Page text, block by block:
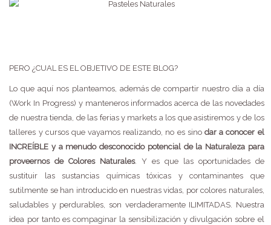
PERO ¿CUAL ES EL OBJETIVO DE ESTE BLOG?
Lo que aquí nos planteamos, además de compartir nuestro día a día
(Work In Progress) y manteneros informados acerca de las novedades
de nuestra tienda, de las ferias y markets a los que asistiremos y de los
talleres y cursos que vayamos realizando, no es sinodar a conocer el
INCREÍBLE y a menudo desconocido potencial de la Naturaleza para
proveernos de Colores Naturales. Y es que las oportunidades de
sustituir las sustancias químicas tóxicas y contaminantes que
sutilmente se han introducido en nuestras vidas, por colores naturales,
saludables y perdurables, son verdaderamente ILIMITADAS. Nuestra
idea por tanto es compaginar la sensibilización y divulgación sobre el